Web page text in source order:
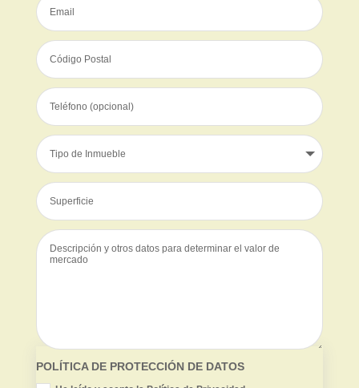
POLÍTICA DE PROTECCIÓN DE DATOS